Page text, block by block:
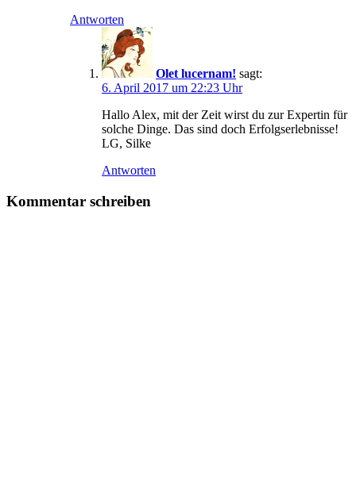
Antworten
Olet lucernam! sagt:
6. April 2017 um 22:23 Uhr
Hallo Alex, mit der Zeit wirst du zur Expertin für
solche Dinge. Das sind doch Erfolgserlebnisse!
LG, Silke
Antworten
Kommentar schreiben